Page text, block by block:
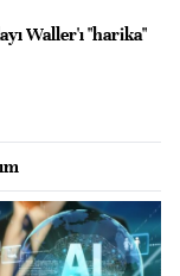
Waller'ı "harika"